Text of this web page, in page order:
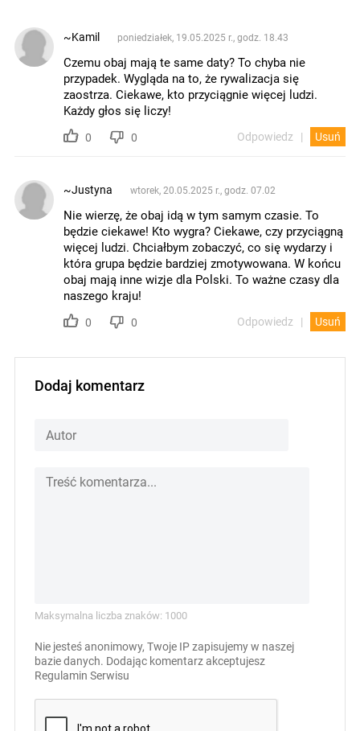
~Kamil poniedziałek, 19.05.2025 r., godz. 18.43
Czemu obaj mają te same daty? To chyba nie
przypadek. Wygląda na to, że rywalizacja się
zaostrza. Ciekawe, kto przyciągnie więcej ludzi.
Każdy głos się liczy!
0 0 Odpowiedz Usuń
~Justyna wtorek, 20.05.2025 r., godz. 07.02
Nie wierzę, że obaj idą w tym samym czasie. To
będzie ciekawe! Kto wygra? Ciekawe, czy przyciągną
więcej ludzi. Chciałbym zobaczyć, co się wydarzy i
która grupa będzie bardziej zmotywowana. W końcu
obaj mają inne wizje dla Polski. To ważne czasy dla
naszego kraju!
0 0 Odpowiedz Usuń
Dodaj komentarz
Maksymalna liczba znaków: 1000
Nie jesteś anonimowy, Twoje IP zapisujemy w naszej
bazie danych. Dodając komentarz akceptujesz
Regulamin Serwisu